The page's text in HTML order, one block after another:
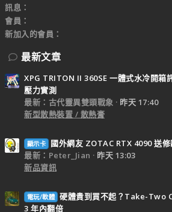
訊息
會員
新加入的會員
最新文章
XPG TRITON II 360SE 一體式水冷開箱
壓力實測
最新：古代靈異雙頭戰象
昨天 17:40
新型散熱裝置 / 散熱膏
顯示卡
國外網友 ZOTAC RTX 4090 送
最新：Peter_Jian
昨天 13:03
新品資訊
電玩/軟體 硬體貴到買不起？Take-Two
3 年內翻倍